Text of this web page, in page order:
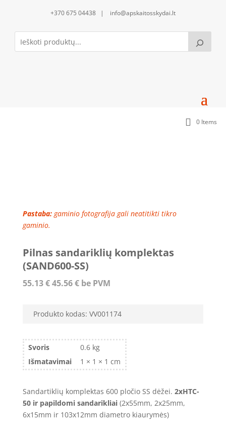
+370 675 04438 | info@apskaitosskydai.lt
0 Items
Pastaba:gaminio fotografija gali neatitikti tikro
gaminio.
Pilnas sandariklių komplektas
(SAND600-SS)
55.13€45.56€be PVM
Produkto kodas: VV001174
Svoris
0.6 kg
Išmatavimai
1 × 1 × 1 cm
Sandartiklių komplektas 600 pločio SS dėžei. 2xHTC-
50 ir papildomi sandarikliai(2x55mm, 2x25mm,
6x15mm ir 103x12mm diametro kiaurymės)